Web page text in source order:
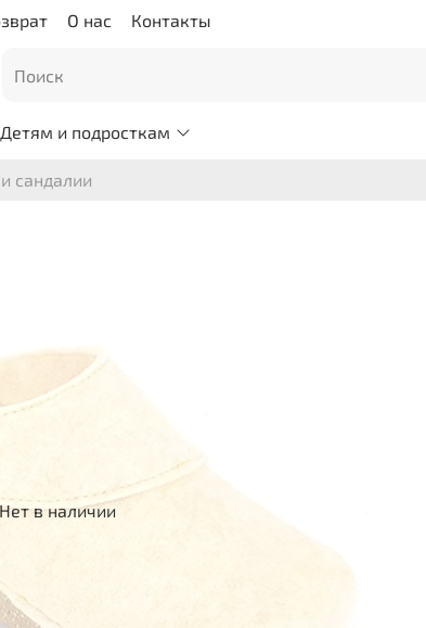
О нас Контакты
Детям и подросткам
сандалии
Нет в наличии